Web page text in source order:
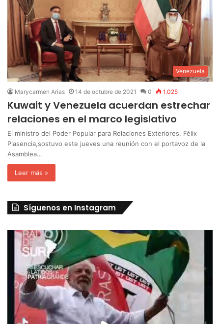
Venezuela
Marycarmen Arias 14 de octubre de 2021 0 1.025
Kuwait y Venezuela acuerdan estrechar
relaciones en el marco legislativo
El ministro del Poder Popular para Relaciones Exteriores, Félix
Plasencia,sostuvo este jueves una reunión con el portavoz de la
Asamblea…
Leer más »
Síguenos en Instagram